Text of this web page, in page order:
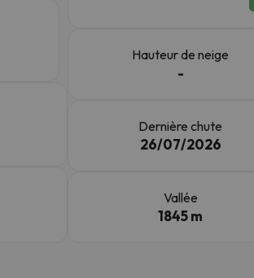
Hauteur de neige
-
Dernière chute
26/07/2026
Vallée
1845 m